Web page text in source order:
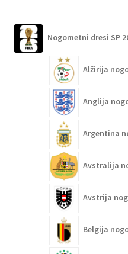
Nogometni dresi SP
Alžirija
Anglija
Argentina
Avstralija
Avstrija
Belgija